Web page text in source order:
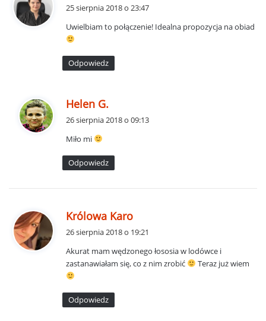
z
25 sierpnia 2018 o 23:47
Uwielbiam to połączenie! Idealna propozycja na obiad
Odpowiedz
Helen G.
e
:
26 sierpnia 2018 o 09:13
Miło mi
Odpowiedz
Królowa Karo
z
e
26 sierpnia 2018 o 19:21
Akurat mam wędzonego łososia w lodówce i
zastanawiałam się, co z nim zrobić
Teraz już wiem
Odpowiedz